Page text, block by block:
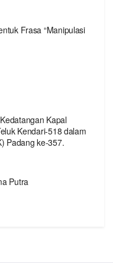
Frasa “Manipulasi
Kapal
Kendari-518 dalam
Padang ke-357.
Putra